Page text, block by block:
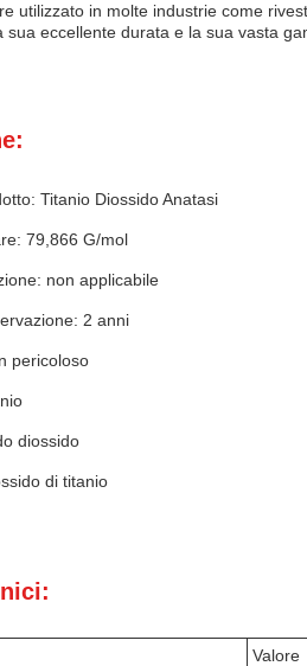
utilizzato in molte industrie come
sua eccellente durata e la sua vasta
Titanio Diossido Anatasi
79,866 G/mol
non applicabile
2 anni
pericoloso
diossido
di titanio
Valore